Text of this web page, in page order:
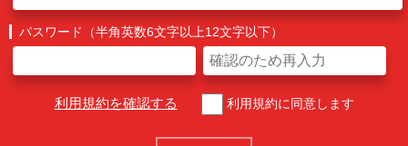
パスワード（半角英数6文字以上12文字以下）
利用規約を確認する 利用規約に同意します